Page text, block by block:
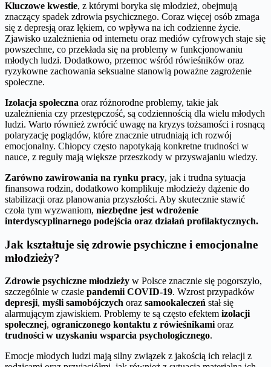
Kluczowe kwestie, z którymi boryka się młodzież, obejmują
znaczący spadek zdrowia psychicznego. Coraz więcej osób zmaga
się z depresją oraz lękiem, co wpływa na ich codzienne życie.
Zjawisko uzależnienia od internetu oraz mediów cyfrowych staje się
powszechne, co przekłada się na problemy w funkcjonowaniu
młodych ludzi. Dodatkowo, przemoc wśród rówieśników oraz
ryzykowne zachowania seksualne stanowią poważne zagrożenie
społeczne.
Izolacja społeczna oraz różnorodne problemy, takie jak
uzależnienia czy przestępczość, są codziennością dla wielu młodych
ludzi. Warto również zwrócić uwagę na kryzys tożsamości i rosnącą
polaryzację poglądów, które znacznie utrudniają ich rozwój
emocjonalny. Chłopcy często napotykają konkretne trudności w
nauce, z reguły mają większe przeszkody w przyswajaniu wiedzy.
Zarówno zawirowania na rynku pracy, jak i trudna sytuacja
finansowa rodzin, dodatkowo komplikuje młodzieży dążenie do
stabilizacji oraz planowania przyszłości. Aby skutecznie stawić
czoła tym wyzwaniom, niezbędne jest wdrożenie
interdyscyplinarnego podejścia oraz działań profilaktycznych.
Jak kształtuje się zdrowie psychiczne i emocjonalne
młodzieży?
Zdrowie psychiczne młodzieży w Polsce znacznie się pogorszyło,
szczególnie w czasie pandemii COVID-19. Wzrost przypadków
depresji, myśli samobójczych oraz samookaleczeń stał się
alarmującym zjawiskiem. Problemy te są często efektem izolacji
społecznej, ograniczonego kontaktu z rówieśnikamioraz
trudności w uzyskaniu wsparcia psychologicznego.
Emocje młodych ludzi mają silny związek z jakością ich relacji z